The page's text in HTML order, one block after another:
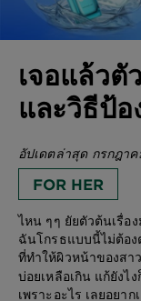
เจอแล้วตั
และวิธีป้
อัปเดตล่าสุด กรกฎา
FOR HER
ไหน ๆๆ ยัยตัวต้นเรื่อ
ฉันโกรธแบบนี้ไม่ต้อง
ที่ทำให้ผิวหน้าของสา
บ่อยเหลือเกิน แก้ยัง
เพราะอะไร เลยอยา